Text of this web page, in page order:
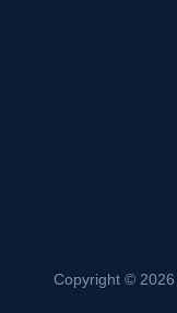
Copyright © 2026